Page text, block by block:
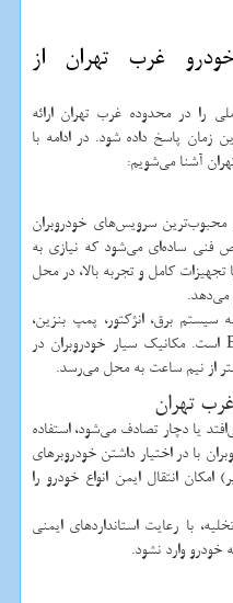
غرب تهران از
را در محدوده غرب تهران ارائه
زمان پاسخ داده شود. در ادامه با
آشنا می‌شویم:
محبوب‌ترین سرویس‌های خودروبران
فنی ساده‌ای می‌شود که نیازی به
کامل و تجربه بالا، در محل
می‌دهد.
برق، انژکتور، پمپ بنزین،
است. مکانیک سیار خودروبران در
از نیم ساعت به محل می‌رسد.
یا دچار تصادف می‌شود، استفاده
با در اختیار داشتن خودروبرهای
انتقال ایمن انواع خودرو را
با رعایت استانداردهای ایمنی
وارد نشود.